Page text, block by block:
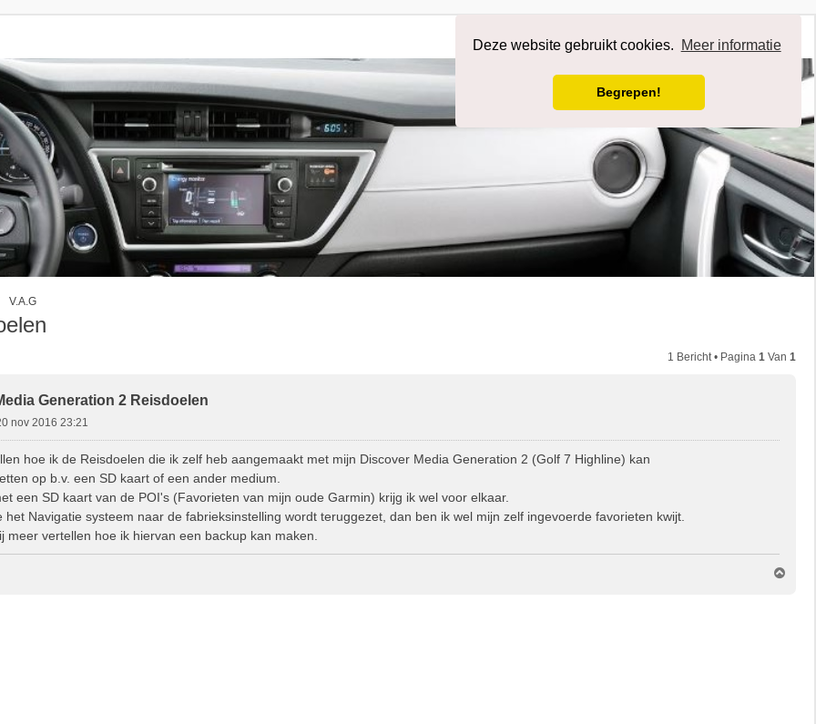
Deze website gebruikt cookies. Meer informatie
Begrepen!
Afmelden
V.A.G
1 Bericht • Pagina 1 Van 1
Generation 2 Reisdoelen
nov 2016 23:21
hoe ik de Reisdoelen die ik zelf heb aangemaakt met mijn Discover Media Generation 2 (Golf 7 Highline) kan
op b.v. een SD kaart of een ander medium.
een SD kaart van de POI's (Favorieten van mijn oude Garmin) krijg ik wel voor elkaar.
het Navigatie systeem naar de fabrieksinstelling wordt teruggezet, dan ben ik wel mijn zelf ingevoerde favorieten kwijt.
meer vertellen hoe ik hiervan een backup kan maken.